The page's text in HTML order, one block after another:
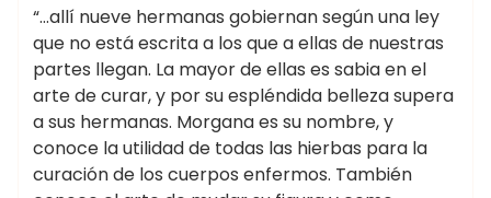
LEYENDAS ARTÚRICAS
LEYENDAS CELTAS
LIBRO DE LAS SOMBRAS
MITOS Y LEYENDAS
PAGANISMO
WICCA ☽✪☾
“…allí nueve hermanas gobiernan según una ley
que no está escrita a los que a ellas de nuestras
partes llegan. La mayor de ellas es sabia en el
arte de curar, y por su espléndida belleza supera
a sus hermanas. Morgana es su nombre, y
conoce la utilidad de todas las hierbas para la
curación de los cuerpos enfermos. También